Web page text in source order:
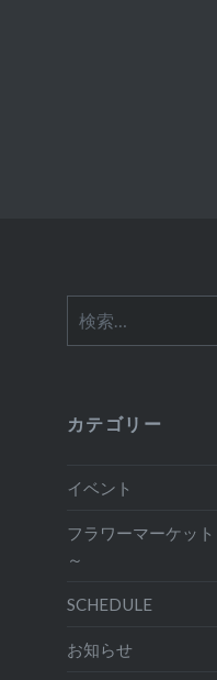
索:
カテゴリー
イベント
フラワーマーケッ
～
SCHEDULE
お知らせ